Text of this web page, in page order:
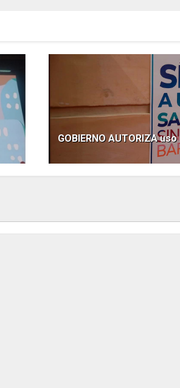
GOBIERNO AUTORIZA